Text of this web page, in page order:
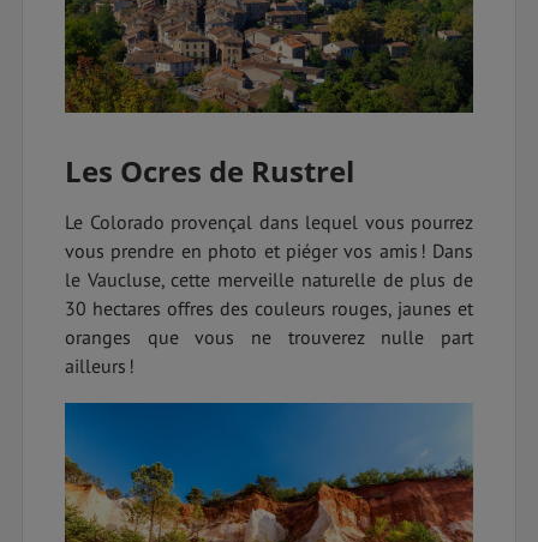
Les Ocres de Rustrel
Le Colorado provençal dans lequel vous pourrez
vous prendre en photo et piéger vos amis ! Dans
le Vaucluse, cette merveille naturelle de plus de
30 hectares offres des couleurs rouges, jaunes et
oranges que vous ne trouverez nulle part
ailleurs !